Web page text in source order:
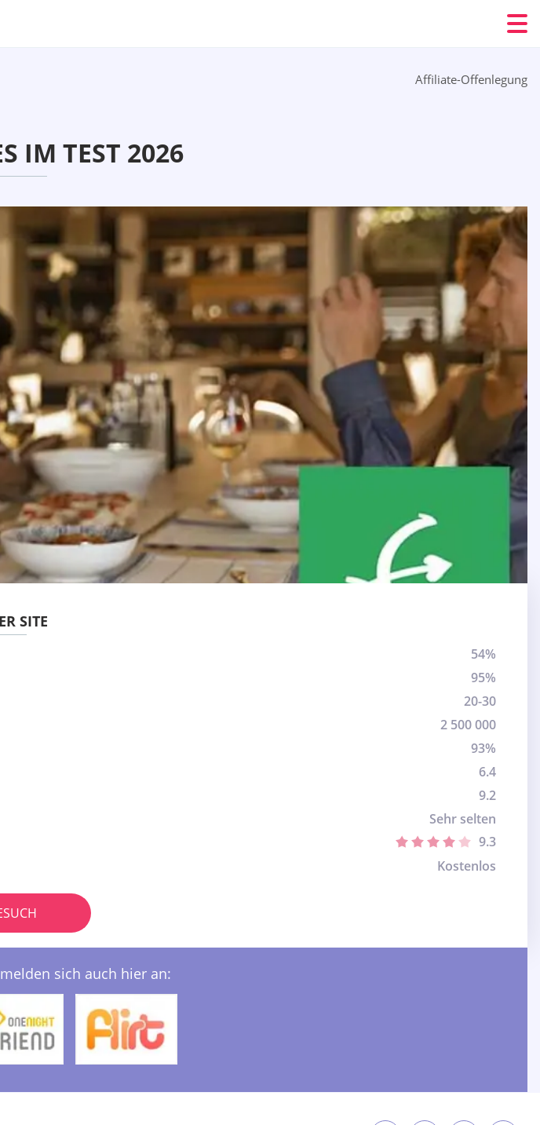
Affiliate-Offenlegung
IM TEST 2026
SITE
54%
95%
20-30
2 500 000
93%
6.4
9.2
Sehr selten
9.3
Kostenlos
sich auch hier an: